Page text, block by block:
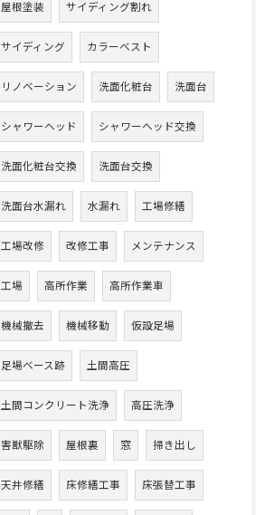
屋根塗装 サイディング割れ
サイディング カラーベスト
リノベーション 洗面化粧台 洗面台
シャワーヘッド シャワーヘッド交換
洗面化粧台交換 洗面台交換
洗面台水漏れ 水漏れ 工場修繕
工場改修 改修工事 メンテナンス
工場 高所作業 高所作業車
機械撤去 機械移動 仮設足場
足場ベース跡 土間高圧
土間コンクリート洗浄 高圧洗浄
害獣駆除 屋根裏 窓 掃き出し
天井修繕 床修繕工事 床張替工事